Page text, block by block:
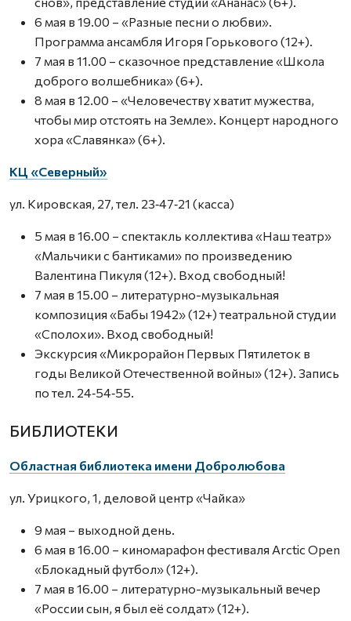
6 мая в 19.00 – «Разные песни о любви».
Программа ансамбля Игоря Горькового (12+).
7 мая в 11.00 – сказочное представление «Школа
доброго волшебника» (6+).
8 мая в 12.00 – «Человечеству хватит мужества,
чтобы мир отстоять на Земле». Концерт народного
хора «Славянка» (6+).
КЦ «Северный»
ул. Кировская, 27, тел. 23‑47‑21 (касса)
5 мая в 16.00 – спектакль коллектива «Наш театр»
«Мальчики с бантиками» по произведению
Валентина Пикуля (12+). Вход свободный!
7 мая в 15.00 – литературно-музыкальная
композиция «Бабы 1942» (12+) театральной студии
«Сполохи». Вход свободный!
Экскурсия «Микрорайон Первых Пятилеток в
годы Великой Отечественной войны» (12+). Запись
по тел. 24‑54‑55.
БИБЛИОТЕКИ
Областная библиотека имени Добролюбова
ул. Урицкого, 1, деловой центр «Чайка»
9 мая – выходной день.
6 мая в 16.00 – киномарафон фестиваля Arctic Оpen
«Блокадный футбол» (12+).
7 мая в 16.00 – литературно-музыкальный вечер
«России сын, я был её солдат» (12+).